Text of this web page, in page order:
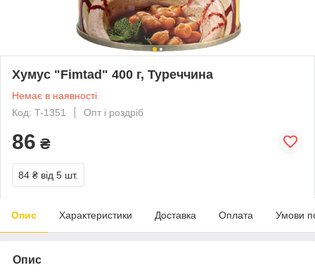
Хумус "Fimtad" 400 г, Туреччина
Немає в наявності
Код: T-1351
Опт і роздріб
86 ₴
84 ₴ від 5 шт.
Опис Характеристики Доставка Оплата Умови
Опис